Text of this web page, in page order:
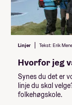
Peaks &
Pulse &
Asia
Sea &
Asia
Peaks &
Pulse &
Surf &
Sea & Soul
Lån og
Lån fra
Linjer Tekst: Erik
Hvorfor jeg
Synes du det er
linje du skal
folkehøgskole.